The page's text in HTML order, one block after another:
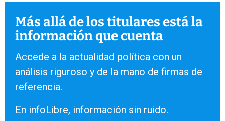
Más allá de los titulares está la
información que cuenta
Accede a la actualidad política con un
análisis riguroso y de la mano de firmas de
referencia.
En infoLibre, información sin ruido.